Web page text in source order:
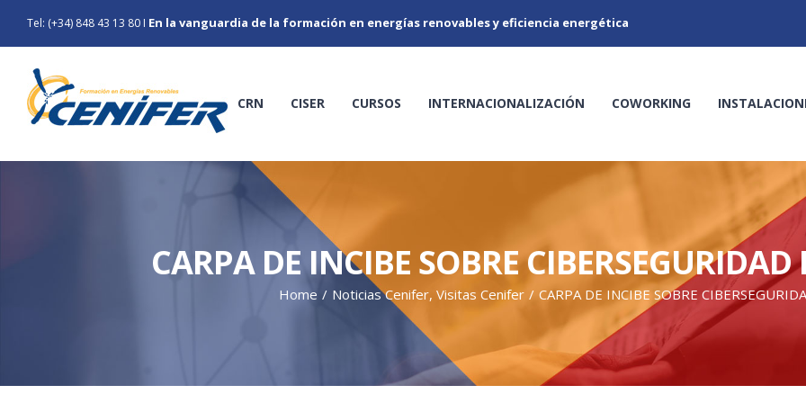
content
Tel: (+34) 848 43 13 80 I En la vanguardia de la formación en energías renovables y eficiencia energética
CRN CISER CURSOS INTERNACIONALIZACIÓN COWORKING
CARPA DE INCIBE SOBRE
Home / Noticias Cenifer, Visitas Cenifer / CARPA DE INCIBE SOBRE